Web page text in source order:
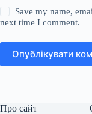
Save my name,
next time I comment.
Опублікувати
Про сайт